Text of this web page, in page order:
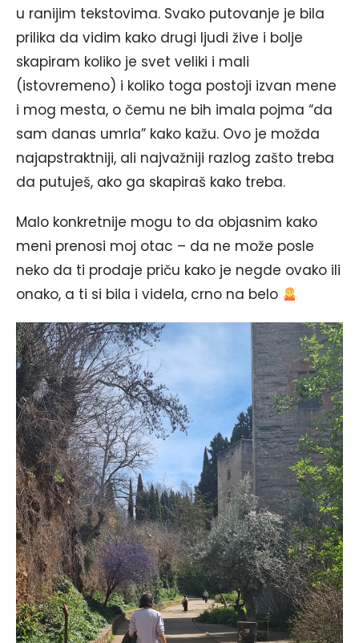
u ranijim tekstovima. Svako putovanje je bila
prilika da vidim kako drugi ljudi žive i bolje
skapiram koliko je svet veliki i mali
(istovremeno) i koliko toga postoji izvan mene
i mog mesta, o čemu ne bih imala pojma “da
sam danas umrla” kako kažu. Ovo je možda
najapstraktniji, ali najvažniji razlog zašto treba
da putuješ, ako ga skapiraš kako treba.
Malo konkretnije mogu to da objasnim kako
meni prenosi moj otac – da ne može posle
neko da ti prodaje priču kako je negde ovako ili
onako, a ti si bila i videla, crno na belo